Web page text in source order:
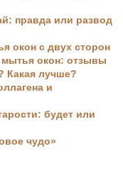
правда или развод
окон с двух сторон
мытья окон: отзывы
Какая лучше?
и
будет или
чудо»